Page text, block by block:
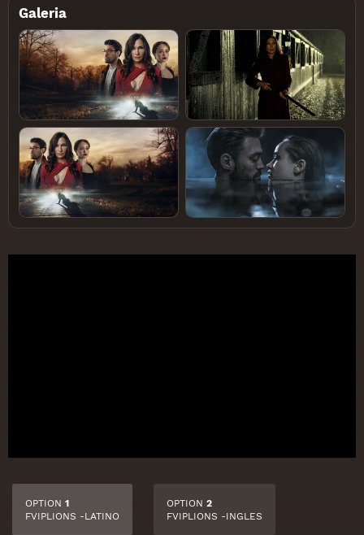
Galeria
OPTION 1
FVIPLIONS -LATINO
OPTION 2
FVIPLIONS -INGLES